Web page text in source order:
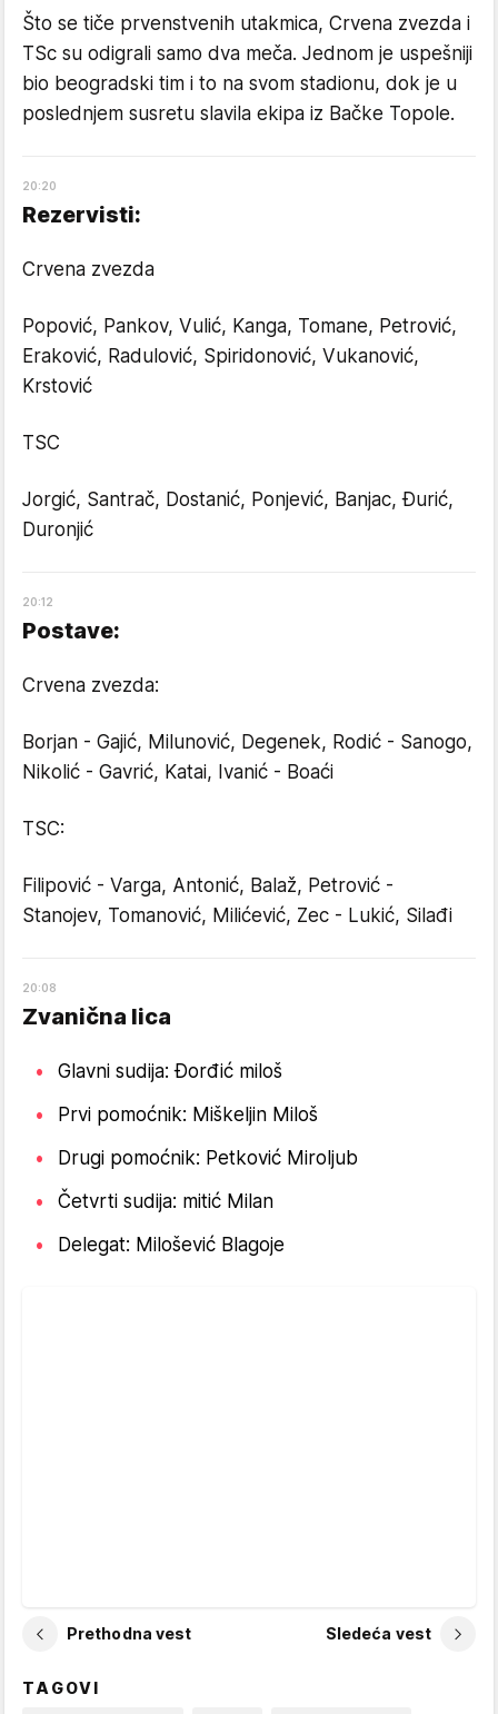
Što se tiče prvenstvenih utakmica, Crvena zvezda i
TSc su odigrali samo dva meča. Jednom je uspešniji
bio beogradski tim i to na svom stadionu, dok je u
poslednjem susretu slavila ekipa iz Bačke Topole.
20:20
Rezervisti:
Crvena zvezda
Popović, Pankov, Vulić, Kanga, Tomane, Petrović,
Eraković, Radulović, Spiridonović, Vukanović,
Krstović
TSC
Jorgić, Santrač, Dostanić, Ponjević, Banjac, Đurić,
Duronjić
20:12
Postave:
Crvena zvezda:
Borjan - Gajić, Milunović, Degenek, Rodić - Sanogo,
Nikolić - Gavrić, Katai, Ivanić - Boaći
TSC:
Filipović - Varga, Antonić, Balaž, Petrović -
Stanojev, Tomanović, Milićević, Zec - Lukić, Silađi
20:08
Zvanična lica
Glavni sudija: Đorđić miloš
Prvi pomoćnik: Miškeljin Miloš
Drugi pomoćnik: Petković Miroljub
Četvrti sudija: mitić Milan
Delegat: Milošević Blagoje
Prethodna vest Sledeća vest
TAGOVI